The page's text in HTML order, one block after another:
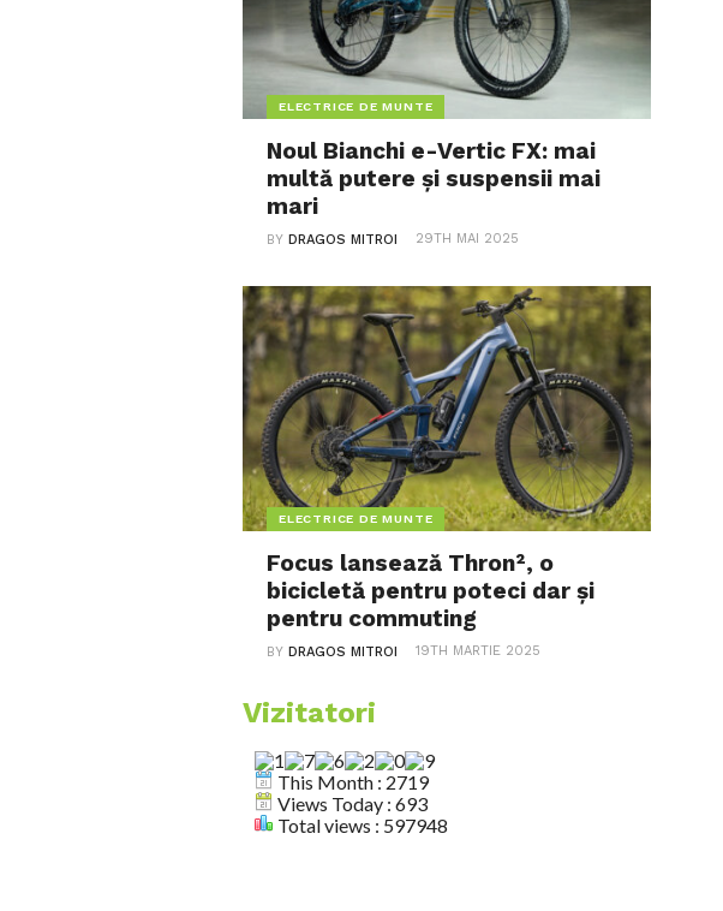
ELECTRICE DE MUNTE
Noul Bianchi e-Vertic FX: mai
multă putere și suspensii mai
mari
BY DRAGOS MITROI 29TH MAI 2025
ELECTRICE DE MUNTE
Focus lansează Thron², o
bicicletă pentru poteci dar și
pentru commuting
BY DRAGOS MITROI 19TH MARTIE 2025
Vizitatori
This Month : 2719
Views Today : 693
Total views : 597948